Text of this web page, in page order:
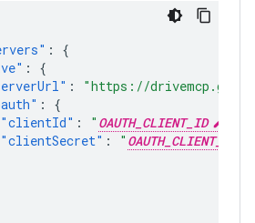
:
{
:
{
:
"https://
:
{
"clientId" : " OAUTH_CLIENT_ID
"clientSecret" : "